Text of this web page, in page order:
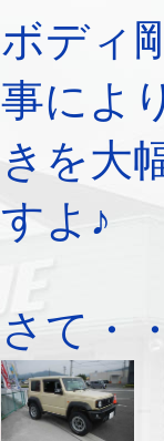
ボディ
事によ
きを大
すよ♪
さて・